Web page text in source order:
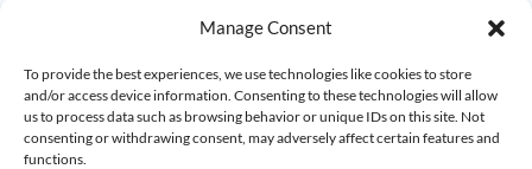
Manage Consent
To provide the best experiences, we use technologies like cookies to store
and/or access device information. Consenting to these technologies will allow
us to process data such as browsing behavior or unique IDs on this site. Not
consenting or withdrawing consent, may adversely affect certain features and
functions.
Kontakt aufnehmen
Demo vereinbaren
Impressum
Datenschutz